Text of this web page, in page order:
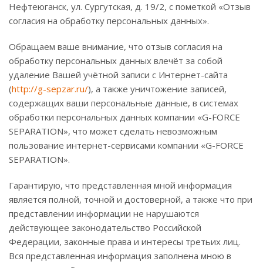
Нефтеюганск, ул. Сургутская, д. 19/2, с пометкой «Отзыв
согласия на обработку персональных данных».
Обращаем ваше внимание, что отзыв согласия на
обработку персональных данных влечёт за собой
удаление Вашей учётной записи с Интернет-сайта
(http://g-sepzar.ru/), а также уничтожение записей,
содержащих ваши персональные данные, в системах
обработки персональных данных компании «G-FORCE
SEPARATION», что может сделать невозможным
пользование интернет-сервисами компании «G-FORCE
SEPARATION».
Гарантирую, что представленная мной информация
является полной, точной и достоверной, а также что при
представлении информации не нарушаются
действующее законодательство Российской
Федерации, законные права и интересы третьих лиц.
Вся представленная информация заполнена мною в